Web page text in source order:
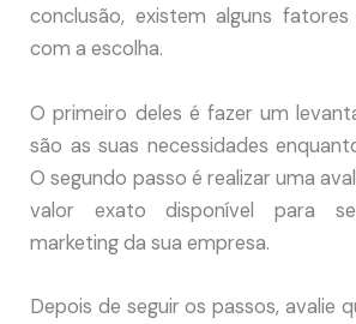
conclusão, existem alguns
com a escolha.
O primeiro deles é fazer um
são as suas necessidades
O segundo passo é realizar uma
valor exato disponível para
marketing da sua empresa.
Depois de seguir os passos, avalie